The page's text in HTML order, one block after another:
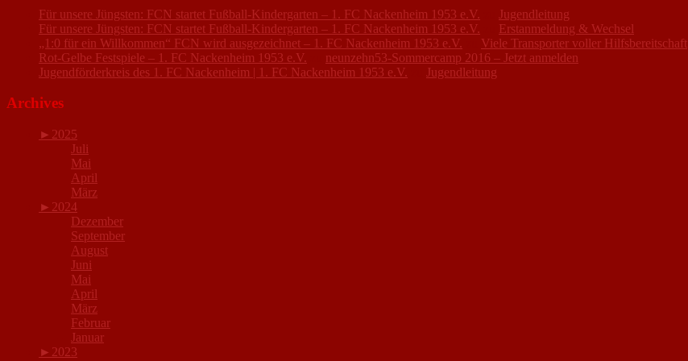
Für unsere Jüngsten: FCN startet Fußball-Kindergarten – 1. FC Nackenheim 1953 e.V.
Jugendleitung
Für unsere Jüngsten: FCN startet Fußball-Kindergarten – 1. FC Nackenheim 1953 e.V.
Erstanmeldung & Wechsel
„1:0 für ein Willkommen“ FCN wird ausgezeichnet – 1. FC Nackenheim 1953 e.V.
Viele Transporter voller Hilfsbereitschaft
Rot-Gelbe Festspiele – 1. FC Nackenheim 1953 e.V.
neunzehn53-Sommercamp 2016 – Jetzt anmelden
Jugendförderkreis des 1. FC Nackenheim | 1. FC Nackenheim 1953 e.V.
Jugendleitung
Archives
► 2025
Juli
Mai
April
März
► 2024
Dezember
September
August
Juni
Mai
April
März
Februar
Januar
► 2023